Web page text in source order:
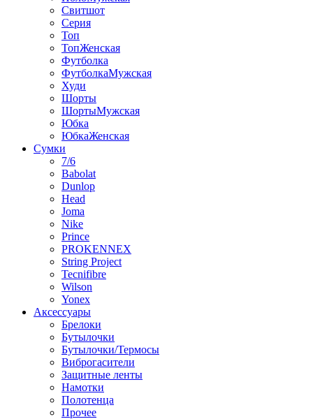
Свитшот
Серия
Топ
ТопЖенская
Футболка
ФутболкаМужская
Худи
Шорты
ШортыМужская
Юбка
ЮбкаЖенская
Сумки
7/6
Babolat
Dunlop
Head
Joma
Nike
Prince
PROKENNEX
String Project
Tecnifibre
Wilson
Yonex
Аксессуары
Брелоки
Бутылочки
Бутылочки/Термосы
Виброгасители
Защитные ленты
Намотки
Полотенца
Прочее